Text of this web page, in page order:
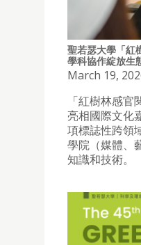
聖若瑟大學「紅
學科協作綻放生
March 19,
「紅樹林感
亮相國際文化
項標誌性跨領
學院（媒體、
知識和技術。